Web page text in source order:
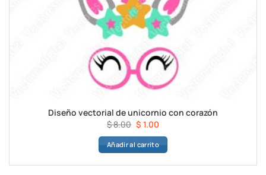
Diseño vectorial de unicornio con corazón
$8.00 El
precio
original
$ 8.00.
$ 1.00El
precio
actual
$ 1.00.
Añadir al carrito